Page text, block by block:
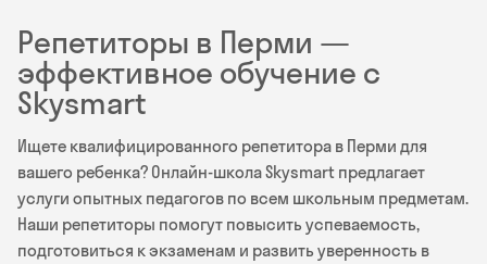
Репетиторы в Перми —
эффективное обучение с
Skysmart
Ищете квалифицированного репетитора в Перми для
вашего ребенка? Онлайн-школа Skysmart предлагает
услуги опытных педагогов по всем школьным предметам.
Наши репетиторы помогут повысить успеваемость,
подготовиться к экзаменам и развить уверенность в